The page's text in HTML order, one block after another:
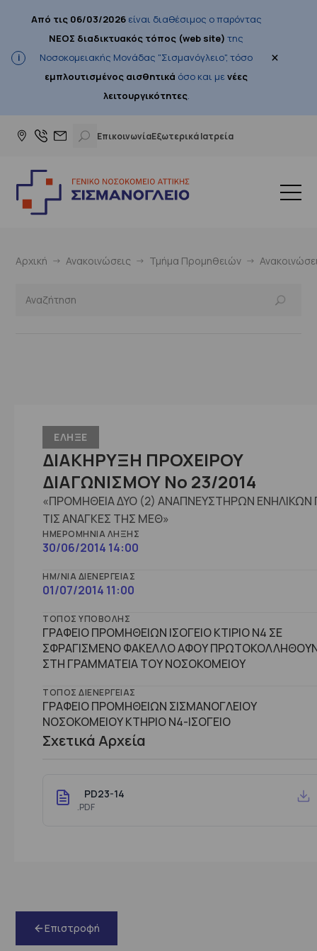
Από τις 06/03/2026είναι διαθέσιμος ο παρόντας
ΝΕΟΣ διαδικτυακός τόπος (web site) της
Νοσοκομειακής Μονάδας "Σισμανόγλειο", τόσο
εμπλουτισμένος αισθητικά όσο και μενέες
λειτουργικότητες.
×
ΕπικοινωνίαΕξωτερικά Ιατρεία
Αρχική Ανακοινώσεις Τμήμα Προμηθειών
ΕΛΗΞΕ
ΔΙΑΚΗΡΥΞΗ ΠΡΟΧΕΙΡΟΥ
ΔΙΑΓΩΝΙΣΜΟΥ No 23/2014
«ΠΡΟΜΗΘΕΙΑ ΔΥΟ (2) ΑΝΑΠΝΕΥΣΤΗΡΩΝ ΕΝΗΛΙΚΩΝ
ΤΙΣ ΑΝΑΓΚΕΣ ΤΗΣ ΜΕΘ»
ΗΜΕΡΟΜΗΝΊΑ ΛΉΞΗΣ
30/06/2014 14:00
ΗΜ/ΝΊΑ ΔΙΕΝΈΡΓΕΙΑΣ
01/07/2014 11:00
ΤΌΠΟΣ ΥΠΟΒΟΛΉΣ
ΓΡΑΦΕΙΟ ΠΡΟΜΗΘΕΙΩΝ ΙΣΟΓΕΙΟ ΚΤΙΡΙΟ Ν4 ΣΕ
ΣΦΡΑΓΙΣΜΕΝΟ ΦΑΚΕΛΛΟ ΑΦΟΥ
ΣΤΗ ΓΡΑΜΜΑΤΕΙΑ ΤΟΥ ΝΟΣΟΚΟΜΕΙΟΥ
ΤΌΠΟΣ ΔΙΕΝΈΡΓΕΙΑΣ
ΓΡΑΦΕΙΟ ΠΡΟΜΗΘΕΙΩΝ ΣΙΣΜΑΝΟΓΛΕΙΟΥ
ΝΟΣΟΚΟΜΕΙΟΥ ΚΤΗΡΙΟ Ν4-ΙΣΟΓΕΙΟ
Σχετικά Αρχεία
PD23-14
.PDF
Επιστροφή